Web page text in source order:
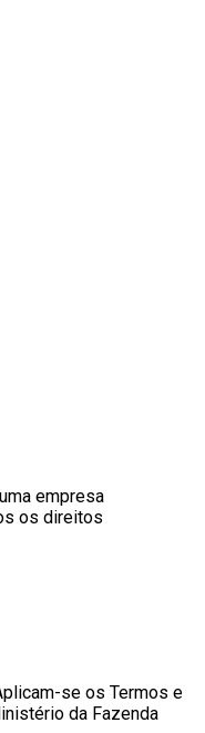
empresa
os direitos
se os Termos e
da Fazenda